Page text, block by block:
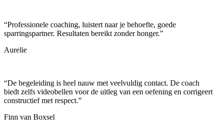
“Professionele coaching, luistert naar je behoefte, goede
sparringspartner. Resultaten bereikt zonder honger.”
Aurelie
“De begeleiding is heel nauw met veelvuldig contact. De coach
biedt zelfs videobellen voor de uitleg van een oefening en corrigeert
constructief met respect.”
Finn van Boxsel